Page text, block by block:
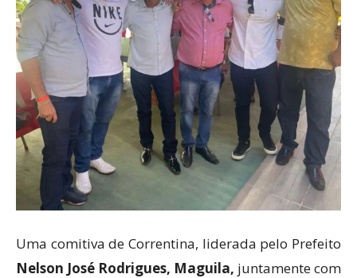
Uma comitiva de Correntina, liderada pelo Prefeito
Nelson José Rodrigues, Maguila, juntamente com